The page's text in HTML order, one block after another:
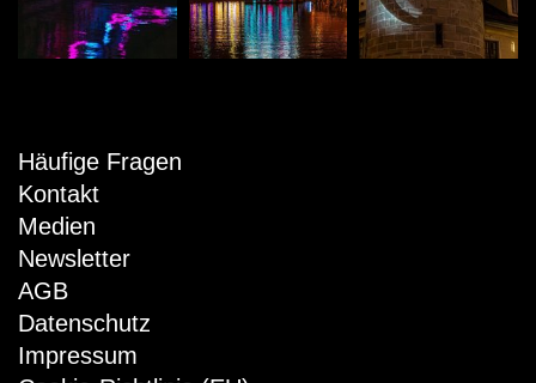
Häufige Fragen
Kontakt
Medien
Newsletter
AGB
Datenschutz
Impressum